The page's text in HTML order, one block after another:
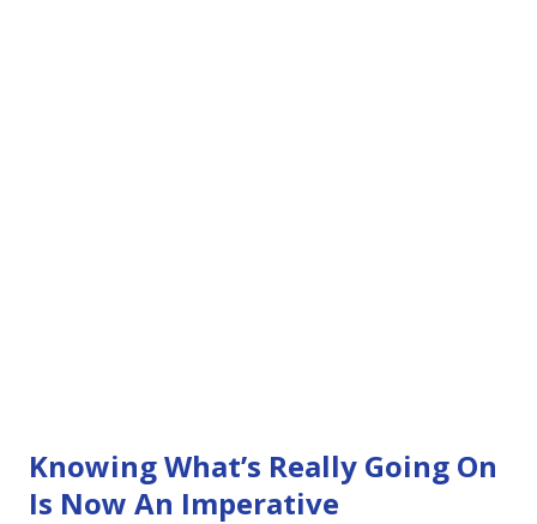
Knowing What’s Really Going On
Is Now An Imperative